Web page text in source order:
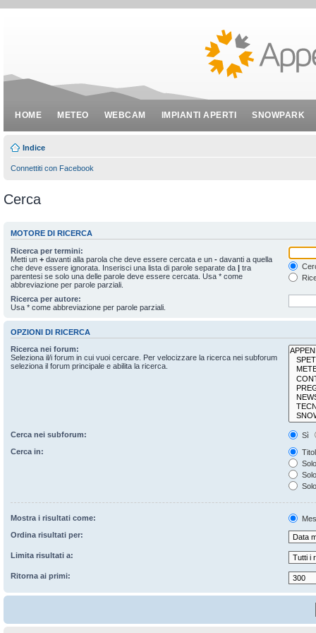
HOME METEO WEBCAM IMPIANTI APERTI SNOWPARK
Indice
Connettiti con Facebook
Cerca
MOTORE DI RICERCA
Ricerca per termini:
Metti un + davanti alla parola che deve essere cercata e un - davanti a quella
che deve essere ignorata. Inserisci una lista di parole separate da | tra
parentesi se solo una delle parole deve essere cercata. Usa * come
abbreviazione per parole parziali.
Ricerca per autore:
Usa * come abbreviazione per parole parziali.
OPZIONI DI RICERCA
Ricerca nei forum:
Seleziona il/i forum in cui vuoi cercare. Per velocizzare la ricerca nei subforum
seleziona il forum principale e abilita la ricerca.
Cerca nei subforum:
Sì
Cerca in:
Mostra i risultati come:
Ordina risultati per:
Limita risultati a:
Ritorna ai primi: